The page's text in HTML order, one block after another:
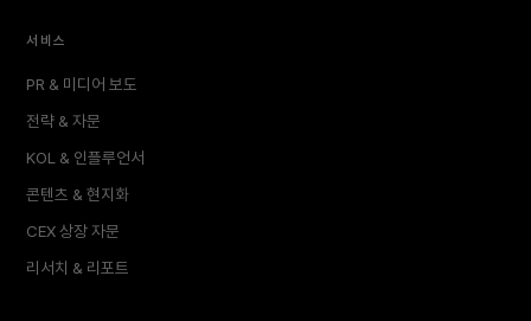
서비스
PR & 미디어 보도
전략 & 자문
KOL & 인플루언서
콘텐츠 & 현지화
CEX 상장 자문
리서치 & 리포트